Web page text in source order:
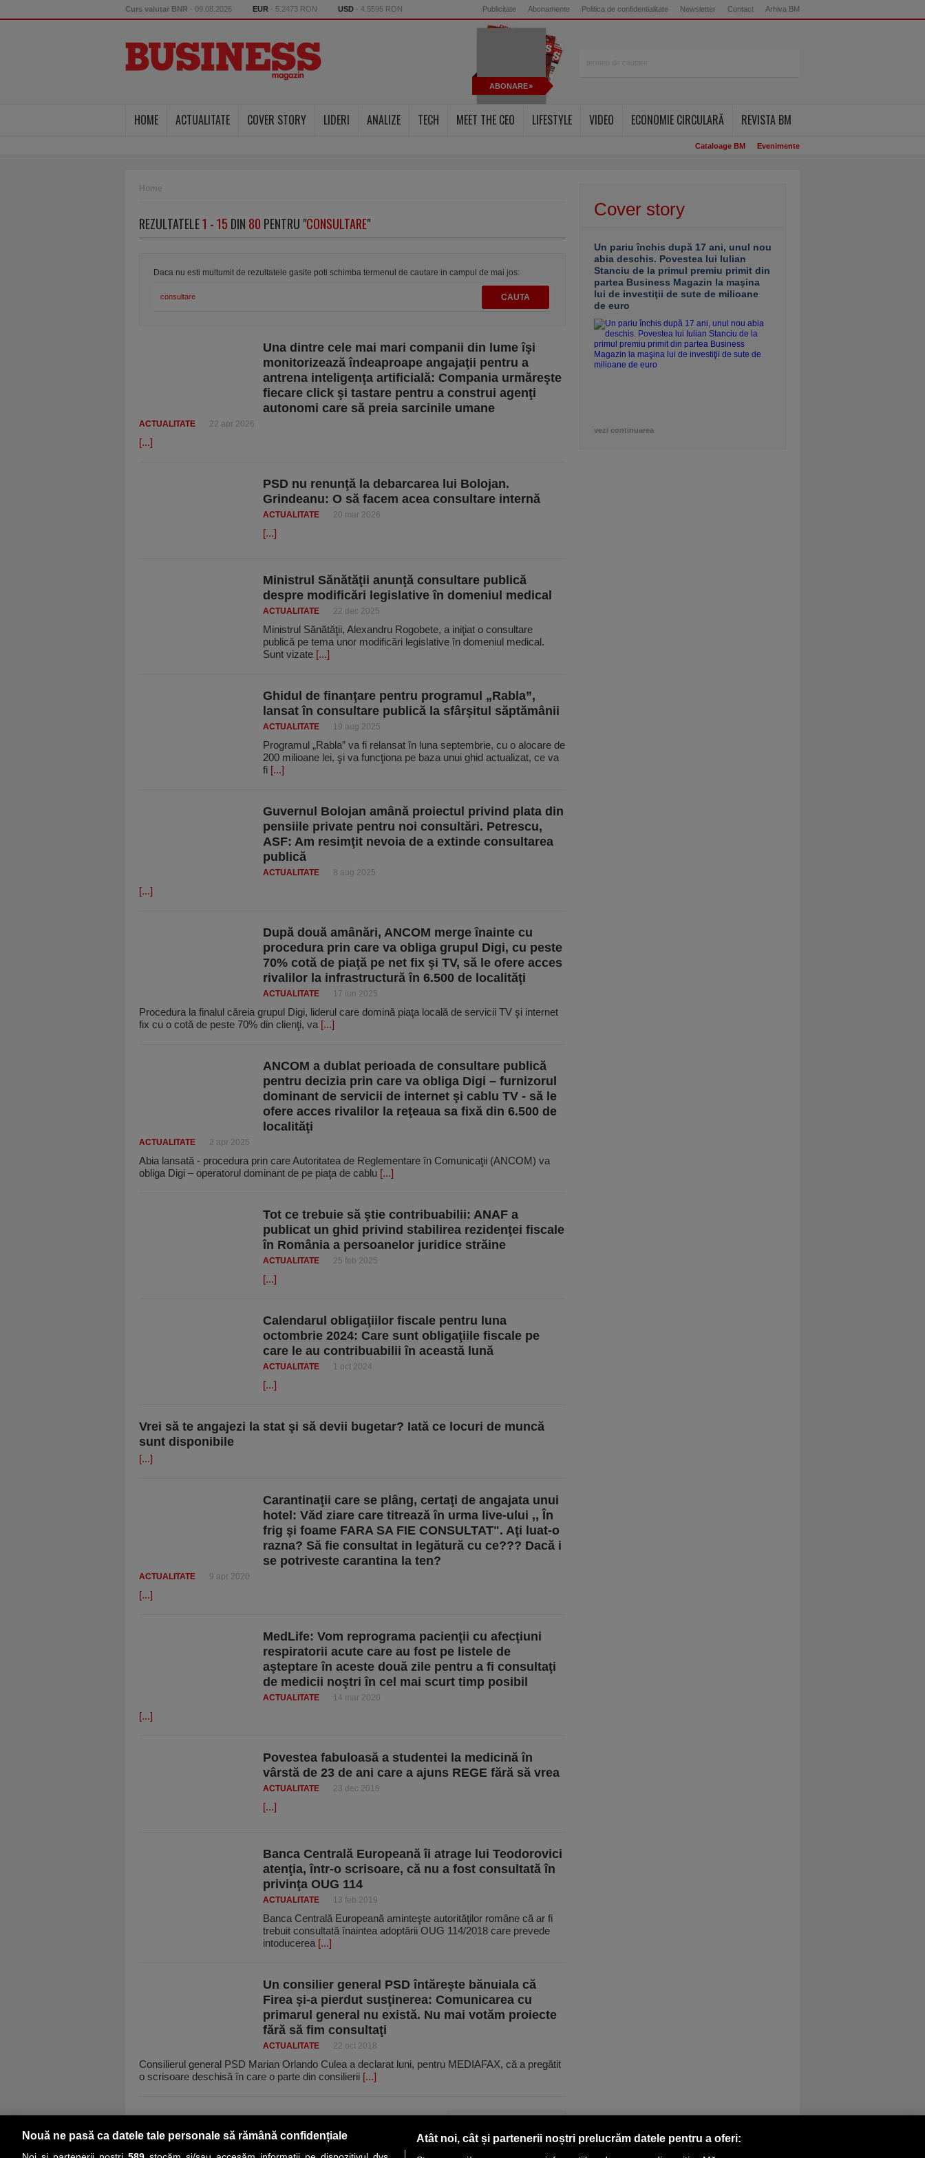
Curs valutar BNR - 09.08.2026 EUR - 5.2473 RON USD - 4.5595 RON Publicitate Abonamente Politica de confidentialitate Newsletter Contact Arhiva BM
ABONARE
HOME ACTUALITATE COVER STORY LIDERI ANALIZE TECH MEET THE CEO LIFESTYLE VIDEO ECONOMIE CIRCULARĂ REVISTA BM
Cataloage BM Evenimente
Home
REZULTATELE1 - 15 DIN 80 PENTRU "CONSULTARE"
Daca nu esti multumit de rezultatele gasite poti schimba termenul de cautare in campul de mai jos:
Una dintre cele mai mari companii din lume îşi
monitorizează îndeaproape angajaţii pentru a
antrena inteligenţa artificială: Compania urmăreşte
fiecare click şi tastare pentru a construi agenţi
autonomi care să preia sarcinile umane
ACTUALITATE 22 apr 2026
[...]
PSD nu renunţă la debarcarea lui Bolojan.
Grindeanu: O să facem acea consultare internă
ACTUALITATE 20 mar 2026
[...]
Ministrul Sănătăţii anunţă consultare publică
despre modificări legislative în domeniul medical
ACTUALITATE 22 dec 2025
Ministrul Sănătăţii, Alexandru Rogobete, a iniţiat o consultare
publică pe tema unor modificări legislative în domeniul medical.
Sunt vizate [...]
Ghidul de finanţare pentru programul „Rabla”,
lansat în consultare publică la sfârşitul săptămânii
ACTUALITATE 19 aug 2025
Programul „Rabla” va fi relansat în luna septembrie, cu o alocare de
200 milioane lei, şi va funcţiona pe baza unui ghid actualizat, ce va
fi [...]
Guvernul Bolojan amână proiectul privind plata din
pensiile private pentru noi consultări. Petrescu,
ASF: Am resimţit nevoia de a extinde consultarea
publică
ACTUALITATE 8 aug 2025
[...]
După două amânări, ANCOM merge înainte cu
procedura prin care va obliga grupul Digi, cu peste
70% cotă de piaţă pe net fix şi TV, să le ofere acces
rivalilor la infrastructură în 6.500 de localităţi
ACTUALITATE 17 iun 2025
Procedura la finalul căreia grupul Digi, liderul care domină piaţa locală de servicii TV şi internet
fix cu o cotă de peste 70% din clienţi, va [...]
ANCOM a dublat perioada de consultare publică
pentru decizia prin care va obliga Digi – furnizorul
dominant de servicii de internet şi cablu TV - să le
ofere acces rivalilor la reţeaua sa fixă din 6.500 de
localităţi
ACTUALITATE 2 apr 2025
Abia lansată - procedura prin care Autoritatea de Reglementare în Comunicaţii (ANCOM) va
obliga Digi – operatorul dominant de pe piaţa de cablu [...]
Tot ce trebuie să ştie contribuabilii: ANAF a
publicat un ghid privind stabilirea rezidenţei fiscale
în România a persoanelor juridice străine
ACTUALITATE 25 feb 2025
[...]
Calendarul obligaţiilor fiscale pentru luna
octombrie 2024: Care sunt obligaţiile fiscale pe
care le au contribuabilii în această lună
ACTUALITATE 1 oct 2024
[...]
Vrei să te angajezi la stat şi să devii bugetar? Iată ce locuri de muncă
sunt disponibile
[...]
Carantinaţii care se plâng, certaţi de angajata unui
hotel: Văd ziare care titrează în urma live-ului ,, În
frig şi foame FARA SA FIE CONSULTAT". Aţi luat-o
razna? Să fie consultat in legătură cu ce??? Dacă i
se potriveste carantina la ten?
ACTUALITATE 9 apr 2020
[...]
MedLife: Vom reprograma pacienţii cu afecţiuni
respiratorii acute care au fost pe listele de
aşteptare în aceste două zile pentru a fi consultaţi
de medicii noştri în cel mai scurt timp posibil
ACTUALITATE 14 mar 2020
[...]
Povestea fabuloasă a studentei la medicină în
vârstă de 23 de ani care a ajuns REGE fără să vrea
ACTUALITATE 23 dec 2019
[...]
Banca Centrală Europeană îi atrage lui Teodorovici
atenţia, într-o scrisoare, că nu a fost consultată în
privinţa OUG 114
ACTUALITATE 13 feb 2019
Banca Centrală Europeană aminteşte autorităţilor române că ar fi
trebuit consultată înaintea adoptării OUG 114/2018 care prevede
intoducerea [...]
Un consilier general PSD întăreşte bănuiala că
Firea şi-a pierdut susţinerea: Comunicarea cu
primarul general nu există. Nu mai votăm proiecte
fără să fim consultaţi
ACTUALITATE 22 oct 2018
Consilierul general PSD Marian Orlando Culea a declarat luni, pentru MEDIAFAX, că a pregătit
o scrisoare deschisă în care o parte din consilierii [...]
Cover story
Un pariu închis după 17 ani, unul nou
abia deschis. Povestea lui Iulian
Stanciu de la primul premiu primit din
partea Business Magazin la maşina
lui de investiţii de sute de milioane
de euro
vezi continuarea
Nouă ne pasă ca datele tale personale să rămână confidențiale Atât noi, cât și partenerii noștri prelucrăm datele pentru a oferi: